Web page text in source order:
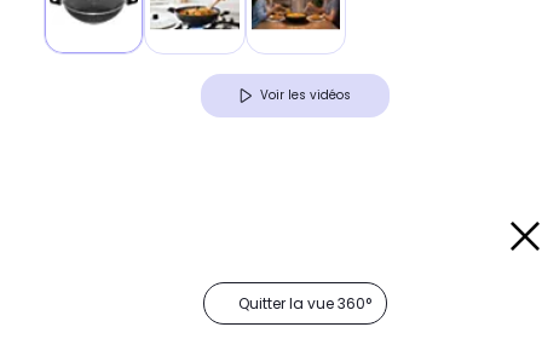
Voir les vidéos
Quitter la vue 360°